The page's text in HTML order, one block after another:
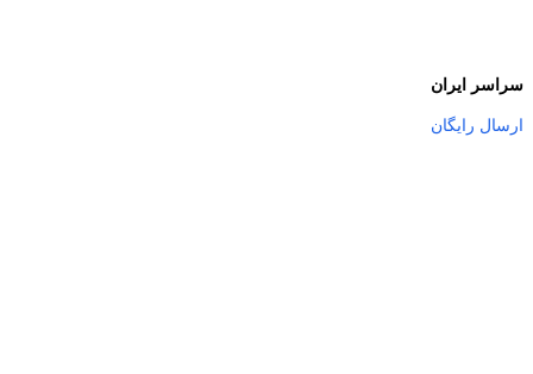
سراسر ایران
ارسال رایگان